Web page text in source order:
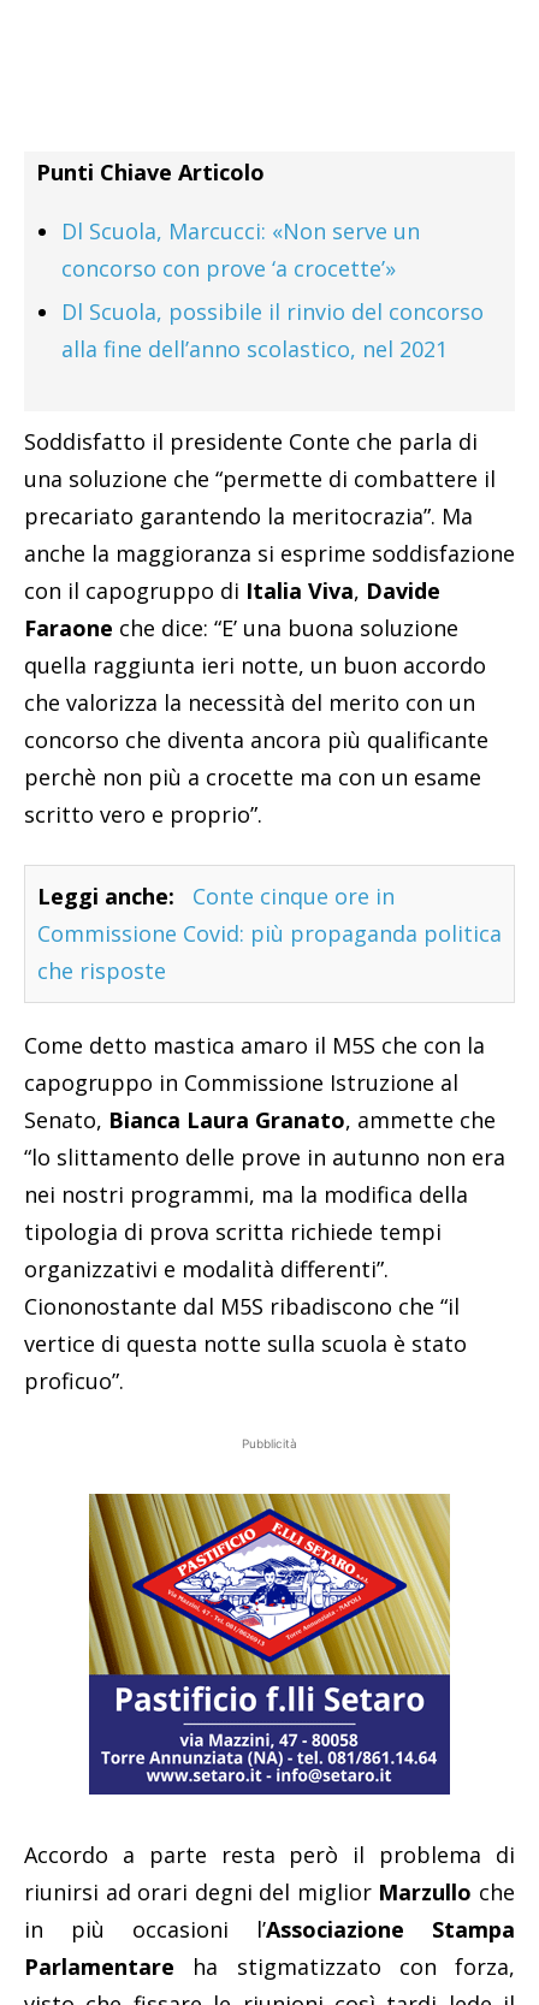
Punti Chiave Articolo
Dl Scuola, Marcucci: «Non serve un
concorso con prove ‘a crocette’»
Dl Scuola, possibile il rinvio del concorso
alla fine dell’anno scolastico, nel 2021
Soddisfatto il presidente Conte che parla di
una soluzione che “permette di combattere il
precariato garantendo la meritocrazia”. Ma
anche la maggioranza si esprime soddisfazione
con il capogruppo di Italia Viva, Davide
Faraone che dice: “E’ una buona soluzione
quella raggiunta ieri notte, un buon accordo
che valorizza la necessità del merito con un
concorso che diventa ancora più qualificante
perchè non più a crocette ma con un esame
scritto vero e proprio”.
Leggi anche:
Conte cinque ore in
Commissione Covid: più propaganda politica
che risposte
Come detto mastica amaro il M5S che con la
capogruppo in Commissione Istruzione al
Senato, Bianca Laura Granato, ammette che
“lo slittamento delle prove in autunno non era
nei nostri programmi, ma la modifica della
tipologia di prova scritta richiede tempi
organizzativi e modalità differenti”.
Ciononostante dal M5S ribadiscono che “il
vertice di questa notte sulla scuola è stato
proficuo”.
Pubblicità
Accordo a parte resta però il problema di
riunirsi ad orari degni del miglior Marzullo che
in più occasioni l’Associazione Stampa
Parlamentare ha stigmatizzato con forza,